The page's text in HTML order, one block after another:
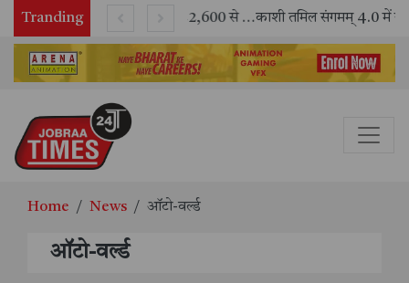
Tranding भारतीय रेलवे ने 11 वर्षों में 42,600 से अधिक एलएचबी कोचों का निर्माण कर आधुनिक रेल यात्रा को और सुरक्षित बनाया
Home News ऑटो-वर्ल्ड
ऑटो-वर्ल्ड